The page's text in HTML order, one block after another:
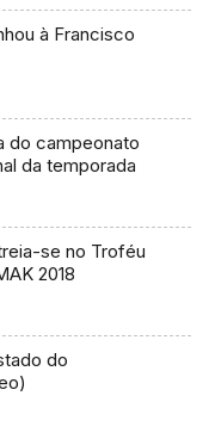
à Francisco
do campeonato
da temporada
se no Troféu
2018
do